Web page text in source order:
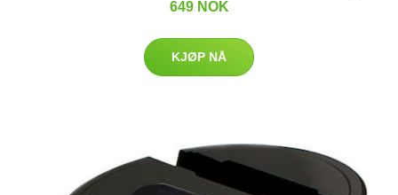
649 NOK
KJØP NÅ